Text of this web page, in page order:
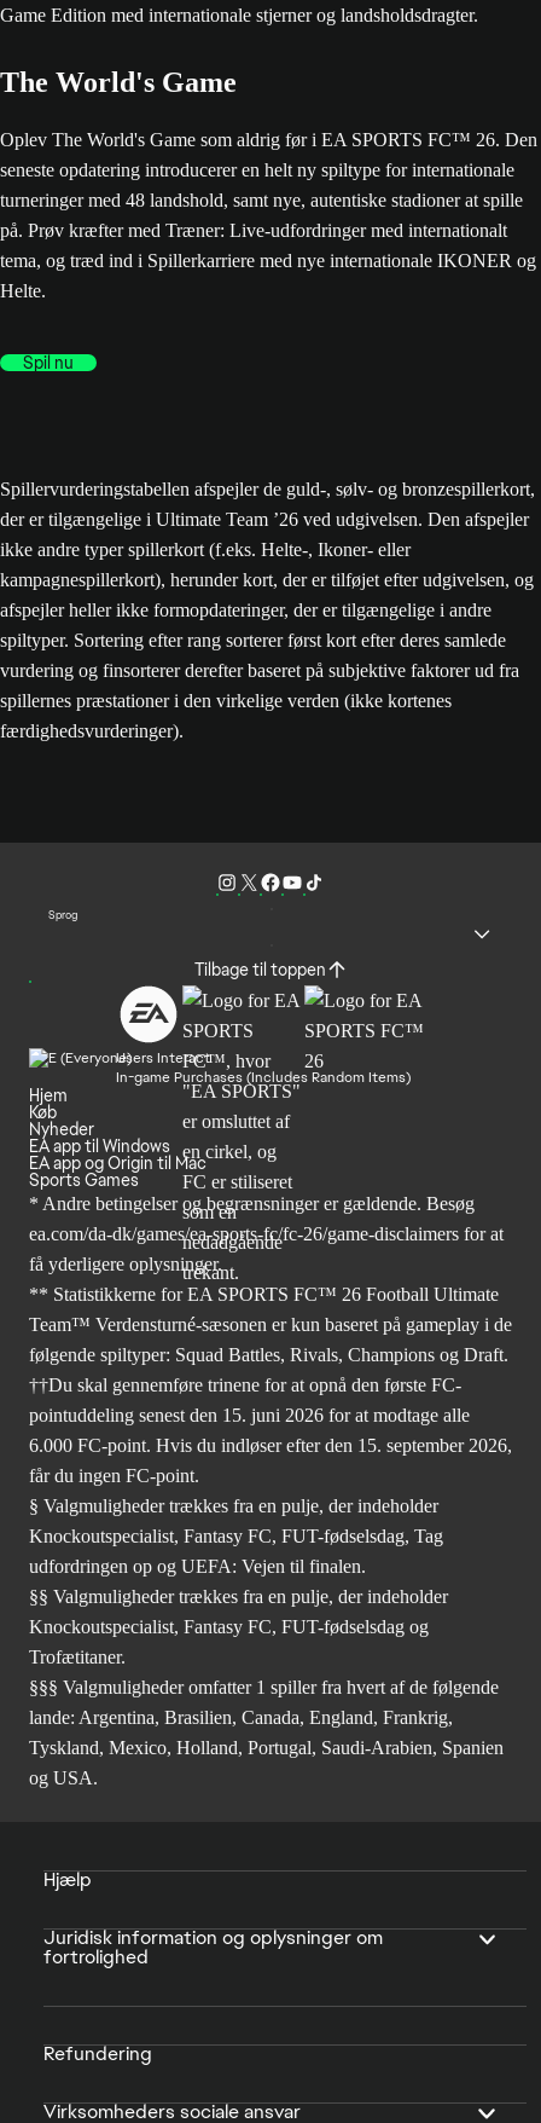
The World's Game
Oplev The World's Game som aldrig før i EA SPORTS FC™ 26. Den
seneste opdatering introducerer en helt ny spiltype for internationale
turneringer med 48 landshold, samt nye, autentiske stadioner at spille
på. Prøv kræfter med Træner: Live-udfordringer med internationalt
tema, og træd ind i Spillerkarriere med nye internationale IKONER og
Helte.
Spil nu
Spillervurderingstabellen afspejler de guld-, sølv- og bronzespillerkort,
der er tilgængelige i Ultimate Team ’26 ved udgivelsen. Den afspejler
ikke andre typer spillerkort (f.eks. Helte-, Ikoner- eller
kampagnespillerkort), herunder kort, der er tilføjet efter udgivelsen, og
afspejler heller ikke formopdateringer, der er tilgængelige i andre
spiltyper. Sortering efter rang sorterer først kort efter deres samlede
vurdering og finsorterer derefter baseret på subjektive faktorer ud fra
spillernes præstationer i den virkelige verden (ikke kortenes
færdighedsvurderinger).
Sprog
Tilbage til toppen
Users Interact
In-game Purchases (Includes Random Items)
Hjem
Køb
Nyheder
EA app til Windows
EA app og Origin til Mac
Sports Games
* Andre betingelser og begrænsninger er gældende. Besøg
ea.com/da-dk/games/ea-sports-fc/fc-26/game-disclaimers for at
få yderligere oplysninger.
** Statistikkerne for EA SPORTS FC™ 26 Football Ultimate
Team™ Verdensturné-sæsonen er kun baseret på gameplay i de
følgende spiltyper: Squad Battles, Rivals, Champions og Draft.
††Du skal gennemføre trinene for at opnå den første FC-
pointuddeling senest den 15. juni 2026 for at modtage alle
6.000 FC-point. Hvis du indløser efter den 15. september 2026,
får du ingen FC-point.
§ Valgmuligheder trækkes fra en pulje, der indeholder
Knockoutspecialist, Fantasy FC, FUT-fødselsdag, Tag
udfordringen op og UEFA: Vejen til finalen.
§§ Valgmuligheder trækkes fra en pulje, der indeholder
Knockoutspecialist, Fantasy FC, FUT-fødselsdag og
Trofætitaner.
§§§ Valgmuligheder omfatter 1 spiller fra hvert af de følgende
lande: Argentina, Brasilien, Canada, England, Frankrig,
Tyskland, Mexico, Holland, Portugal, Saudi-Arabien, Spanien
og USA.
Hjælp
Juridisk information og oplysninger om
fortrolighed
Refundering
Virksomheders sociale ansvar